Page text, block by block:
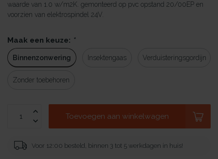
waarde van 1.0 w/m2K. gemonteerd op pvc opstand 20/00EP en
voorzien van elektrospindel 24V.
Maak een keuze: *
Binnenzonwering Insektengaas Verduisteringsgordijn
Zonder toebehoren
Toevoegen aan winkelwagen
Voor 12:00 besteld, binnen 3 tot 5 werkdagen in huis!